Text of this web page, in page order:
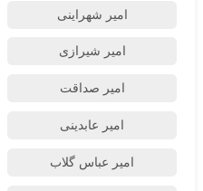
امیر شهراینی
امیر شیرازی
امیر صداقت
امیر عابدینی
امیر عباس گلاب